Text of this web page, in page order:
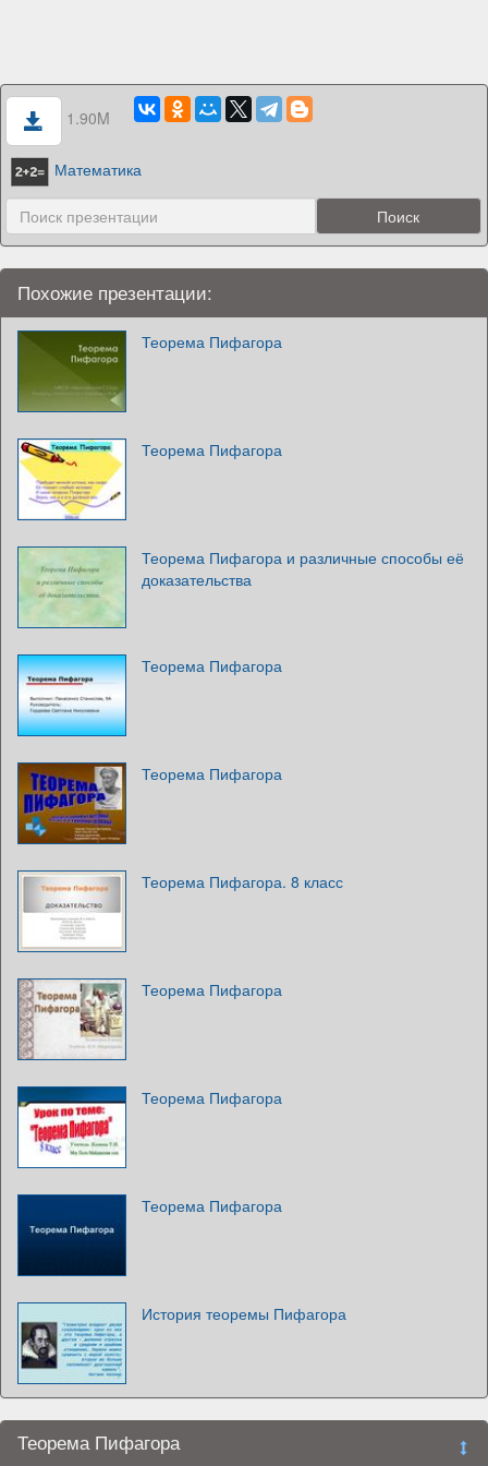
1.90M
Математика
Похожие презентации:
Теорема Пифагора
Теорема Пифагора
Теорема Пифагора и различные способы её
доказательства
Теорема Пифагора
Теорема Пифагора
Теорема Пифагора. 8 класс
Теорема Пифагора
Теорема Пифагора
Теорема Пифагора
История теоремы Пифагора
Теорема Пифагора